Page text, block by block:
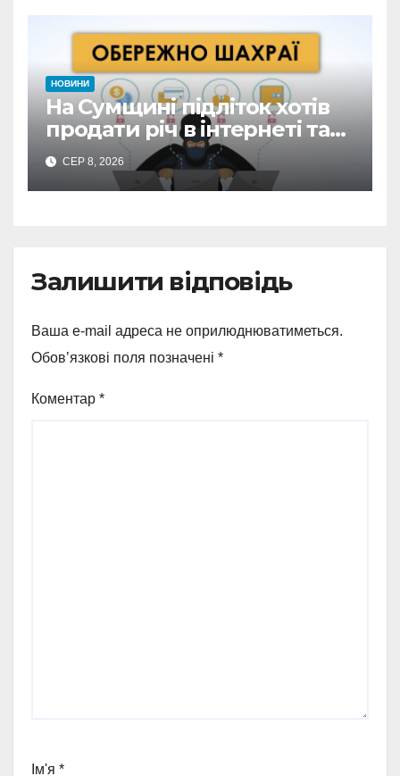
НОВИНИ
На Сумщині підліток хотів
продати річ в інтернеті та
втратив 39,2 тис. грн з
карток матері
СЕР 8, 2026
Залишити відповідь
Ваша e-mail адреса не оприлюднюватиметься.
Обов’язкові поля позначені *
Коментар *
Ім'я *